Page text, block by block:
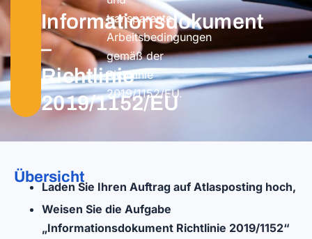
Informationsdokument
–
Richtlinie
2019/1152/EU
transparente
Arbeitsbedingungen
gemäß der
Richtlinie
2019/1152/EU.
Übersicht
Laden Sie Ihren Auftrag auf Atlasposting hoch,
Weisen Sie die Aufgabe
„Informationsdokument Richtlinie 2019/1152“